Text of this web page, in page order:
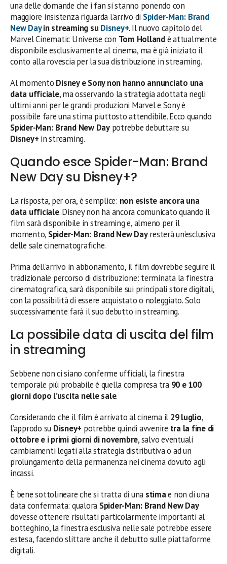
una delle domande che i fan si stanno ponendo con
maggiore insistenza riguarda l’arrivo di Spider-Man: Brand
New Dayin streaming suDisney+. Il nuovo capitolo del
Marvel Cinematic Universe con Tom Hollandè attualmente
disponibile esclusivamente al cinema, ma è già iniziato il
conto alla rovescia per la sua distribuzione in streaming.
Al momento Disney e Sony non hanno annunciato una
data ufficiale, ma osservando la strategia adottata negli
ultimi anni per le grandi produzioni Marvel e Sony è
possibile fare una stima piuttosto attendibile. Ecco quando
Spider-Man: Brand New Daypotrebbe debuttare su
Disney+ in streaming.
Quando esce Spider-Man: Brand
New Day su Disney+?
La risposta, per ora, è semplice: non esiste ancora una
data ufficiale. Disney non ha ancora comunicato quando il
film sarà disponibile in streaming e, almeno per il
momento, Spider-Man: Brand New Dayresterà un’esclusiva
delle sale cinematografiche.
Prima dell’arrivo in abbonamento, il film dovrebbe seguire il
tradizionale percorso di distribuzione: terminata la finestra
cinematografica, sarà disponibile sui principali store digitali,
con la possibilità di essere acquistato o noleggiato. Solo
successivamente farà il suo debutto in streaming.
La possibile data di uscita del film
in streaming
Sebbene non ci siano conferme ufficiali, la finestra
temporale più probabile è quella compresa tra 90 e 100
giorni dopo l’uscita nelle sale.
Considerando che il film è arrivato al cinema il 29 luglio,
l’approdo su Disney+ potrebbe quindi avvenire tra la fine di
ottobre e i primi giorni di novembre, salvo eventuali
cambiamenti legati alla strategia distributiva o ad un
prolungamento della permanenza nei cinema dovuto agli
incassi.
È bene sottolineare che si tratta di una stimae non di una
data confermata: qualora Spider-Man: Brand New Day
dovesse ottenere risultati particolarmente importanti al
botteghino, la finestra esclusiva nelle sale potrebbe essere
estesa, facendo slittare anche il debutto sulle piattaforme
digitali.